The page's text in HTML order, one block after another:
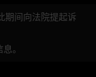
期间向法院提起诉
。